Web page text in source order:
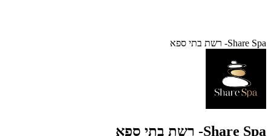
Share Spa- רשת בתי ספא
Share Spa- רשת בתי ספא